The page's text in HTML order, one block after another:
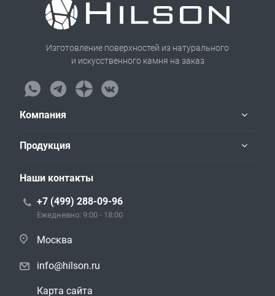
Изготовление поверхностей из натурального
и искусственного камня на заказ
Компания
Продукция
Наши контакты
+7 (499) 288-09-96
Ежедневно: 9:00 - 18:00
Москва
info@hilson.ru
Карта сайта